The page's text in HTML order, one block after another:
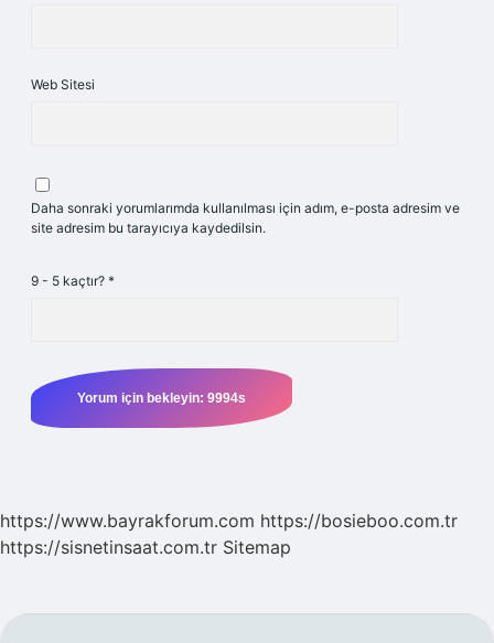
Web Sitesi
Daha sonraki yorumlarımda kullanılması için adım, e-posta adresim ve
site adresim bu tarayıcıya kaydedilsin.
9 - 5 kaçtır? *
https://www.bayrakforum.com https://bosieboo.com.tr
https://sisnetinsaat.com.tr Sitemap